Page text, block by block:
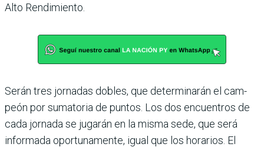
Alto Rendimiento.
Serán tres jornadas dobles, que determinarán el cam­
peón por sumatoria de pun­tos. Los dos encuentros de
cada jornada se jugarán en la misma sede, que será
infor­mada oportunamente, igual que los horarios. El